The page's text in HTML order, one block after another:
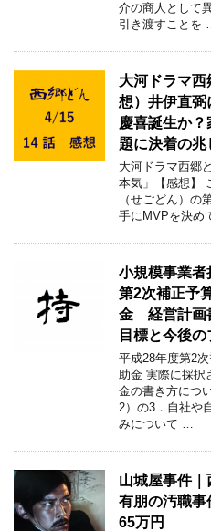
介の商人として
引き渡すことを
大河ドラマ
想）井伊直弼
慶喜誕生か
題に決着の
大河ドラマ西郷
本気」【感想】
（せごどん）の
手にMVPを決
小規模事業者
第2次補正予
金 経営計画
目標と今後
平成28年度第2
助金 実際に採択
金の書き方につ
2）の3．自社や
みについて …
山城屋事件
有朋の汚職事
65万円